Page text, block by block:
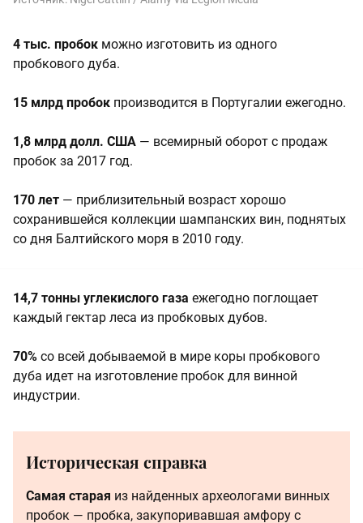
4 тыс. пробок можно изготовить из одного
пробкового дуба.
15 млрд пробок производится в Португалии ежегодно.
1,8 млрд долл. США — всемирный оборот с продаж
пробок за 2017 год.
170 лет — приблизительный возраст хорошо
сохранившейся коллекции шампанских вин, поднятых
со дня Балтийского моря в 2010 году.
14,7 тонны углекислого газа ежегодно поглощает
каждый гектар леса из пробковых дубов.
70% со всей добываемой в мире коры пробкового
дуба идет на изготовление пробок для винной
индустрии.
Историческая справка
Самая старая из найденных археологами винных
пробок — пробка, закупоривавшая амфору с